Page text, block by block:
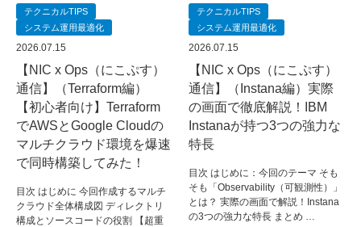
テクニカルTIPS
システム運用最適化
2026.07.15
【NIC x Ops（にこぷす）
通信】（Terraform編）
【初心者向け】Terraform
でAWSとGoogle Cloudの
マルチクラウド環境を爆速
で同時構築してみた！
目次 はじめに 今回作成するマルチ
クラウド全体構成図 ディレクトリ
構成とソースコードの役割 【超重
テクニカルTIPS
システム運用最適化
2026.07.15
【NIC x Ops（にこぷす）
通信】（Instana編）実際
の画面で徹底解説！IBM
Instanaが持つ3つの強力な
特長
目次 はじめに：今回のテーマ そも
そも「Observability（可観測性）」
とは？ 実際の画面で解説！Instana
の3つの強力な特長 まとめ …